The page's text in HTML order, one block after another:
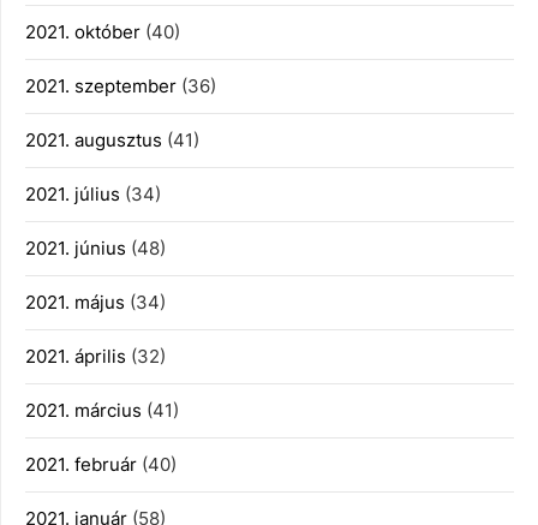
2021. október (40)
2021. szeptember (36)
2021. augusztus (41)
2021. július (34)
2021. június (48)
2021. május (34)
2021. április (32)
2021. március (41)
2021. február (40)
2021. január (58)